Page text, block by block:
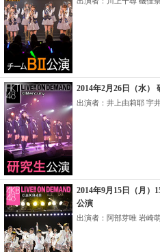
2014年2月26日（水）
出演者：井上由莉耶 宇
2014年9月15日（月）
公演
出演者：阿部芽唯 岩崎